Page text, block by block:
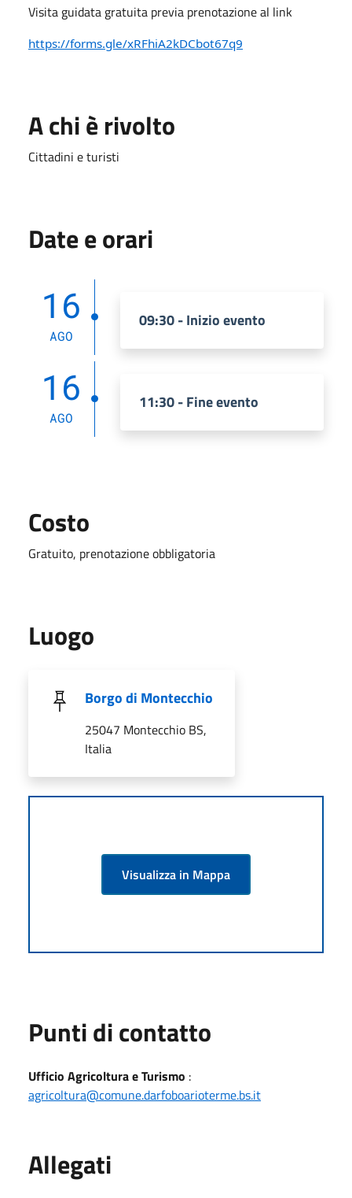
Visita guidata gratuita previa prenotazione al link
https://forms.gle/xRFhiA2kDCbot67q9
A chi è rivolto
Cittadini e turisti
Date e orari
16
AGO
09:30 - Inizio evento
16
AGO
11:30 - Fine evento
Costo
Gratuito, prenotazione obbligatoria
Luogo
Borgo di Montecchio
25047 Montecchio BS,
Italia
Visualizza in Mappa
Punti di contatto
Ufficio Agricoltura e Turismo :
agricoltura@comune.darfoboarioterme.bs.it
Allegati